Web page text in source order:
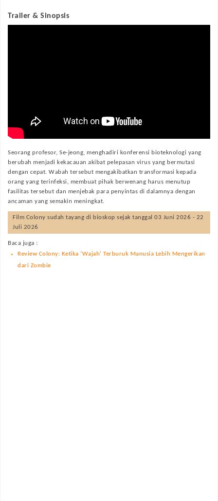
Trailer & Sinopsis
Seorang profesor, Se-jeong, menghadiri konferensi bioteknologi yang
berubah menjadi kekacauan akibat pelepasan virus yang bermutasi
dengan cepat. Wabah tersebut mengakibatkan transformasi kepada
orang yang terinfeksi, membuat pihak berwenang harus menutup
fasilitas tersebut dan menjebak para penyintas di dalamnya dengan
ancaman yang semakin meningkat.
Film Colony sudah tayang di bioskop sejak tanggal 03 Juni 2026 - 22
Juli 2026
Baca juga :
Review Colony: Ketika 'Wajah' Terburuk Manusia Lebih Mengerikan
dari Zombie